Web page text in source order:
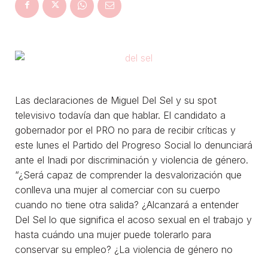
Las declaraciones de Miguel Del Sel y su spot
televisivo todavía dan que hablar. El candidato a
gobernador por el PRO no para de recibir críticas y
este lunes el Partido del Progreso Social lo denunciará
ante el Inadi por discriminación y violencia de género.
“¿Será capaz de comprender la desvalorización que
conlleva una mujer al comerciar con su cuerpo
cuando no tiene otra salida? ¿Alcanzará a entender
Del Sel lo que significa el acoso sexual en el trabajo y
hasta cuándo una mujer puede tolerarlo para
conservar su empleo? ¿La violencia de género no